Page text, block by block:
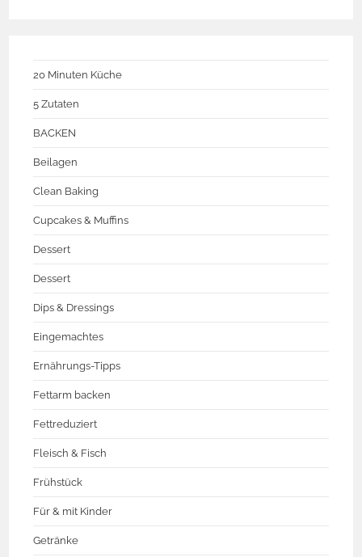
20 Minuten Küche
5 Zutaten
BACKEN
Beilagen
Clean Baking
Cupcakes & Muffins
Dessert
Dessert
Dips & Dressings
Eingemachtes
Ernährungs-Tipps
Fettarm backen
Fettreduziert
Fleisch & Fisch
Frühstück
Für & mit Kinder
Getränke